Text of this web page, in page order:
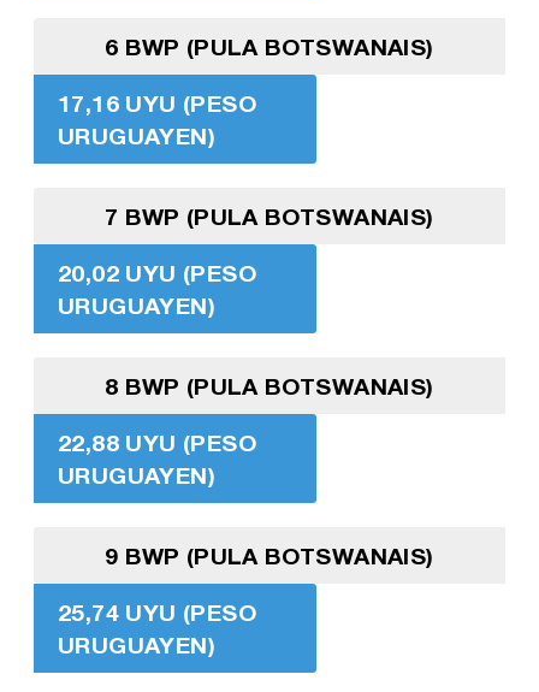
6 BWP (PULA BOTSWANAIS)
17,16 UYU (PESO
URUGUAYEN)
7 BWP (PULA BOTSWANAIS)
20,02 UYU (PESO
URUGUAYEN)
8 BWP (PULA BOTSWANAIS)
22,88 UYU (PESO
URUGUAYEN)
9 BWP (PULA BOTSWANAIS)
25,74 UYU (PESO
URUGUAYEN)